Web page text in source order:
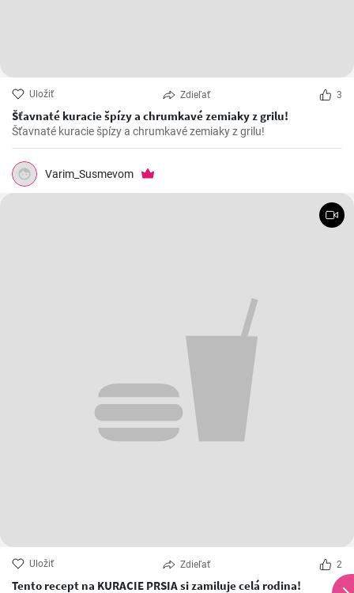
Uložiť Zdieľať 3
Šťavnaté kuracie špízy a chrumkavé zemiaky z grilu!
Šťavnaté kuracie špízy a chrumkavé zemiaky z grilu!
Varim_Susmevom
Uložiť Zdieľať 2
Tento recept na KURACIE PRSIA si zamiluje celá rodina!